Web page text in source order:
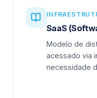
SaaS
Modelo de
acessado via
necessidade